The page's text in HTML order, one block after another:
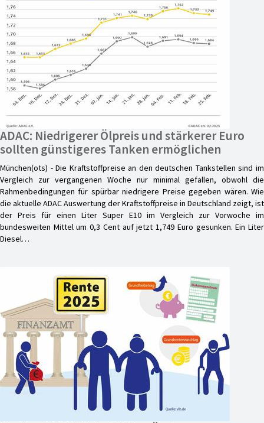
ADAC: Niedrigerer Ölpreis und stärkerer Euro
sollten günstigeres Tanken ermöglichen
München(ots) - Die Kraftstoffpreise an den deutschen Tankstellen sind im
Vergleich zur vergangenen Woche nur minimal gefallen, obwohl die
Rahmenbedingungen für spürbar niedrigere Preise gegeben wären. Wie
die aktuelle ADAC Auswertung der Kraftstoffpreise in Deutschland zeigt, ist
der Preis für einen Liter Super E10 im Vergleich zur Vorwoche im
bundesweiten Mittel um 0,3 Cent auf jetzt 1,749 Euro gesunken. Ein Liter
Diesel…